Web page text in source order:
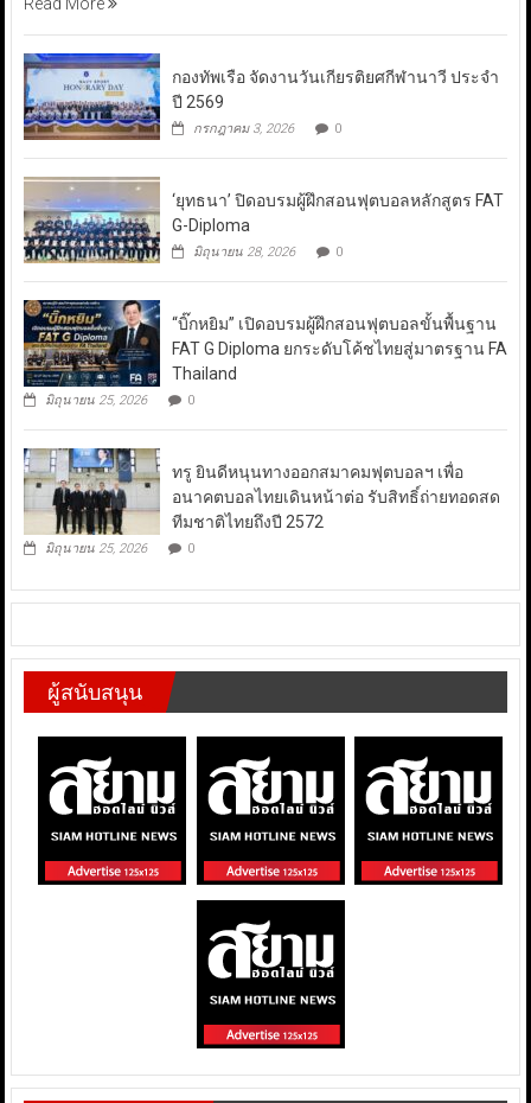
Read More
กองทัพเรือ จัดงานวันเกียรติยศกีฬานาวี ประจำ
ปี 2569
กรกฎาคม 3, 2026 0
‘ยุทธนา’ ปิดอบรมผู้ฝึกสอนฟุตบอลหลักสูตร FAT
G-Diploma
มิถุนายน 28, 2026 0
“บิ๊กหยิม” เปิดอบรมผู้ฝึกสอนฟุตบอลขั้นพื้นฐาน
FAT G Diploma ยกระดับโค้ชไทยสู่มาตรฐาน FA
Thailand
มิถุนายน 25, 2026 0
ทรู ยินดีหนุนทางออกสมาคมฟุตบอลฯ เพื่อ
อนาคตบอลไทยเดินหน้าต่อ รับสิทธิ์ถ่ายทอดสด
ทีมชาติไทยถึงปี 2572
มิถุนายน 25, 2026 0
ผู้สนับสนุน